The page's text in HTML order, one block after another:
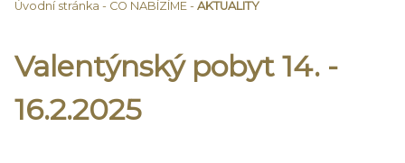
Úvodní stránka - CO NABÍZÍME - AKTUALITY
Valentýnský pobyt 14. -
16.2.2025